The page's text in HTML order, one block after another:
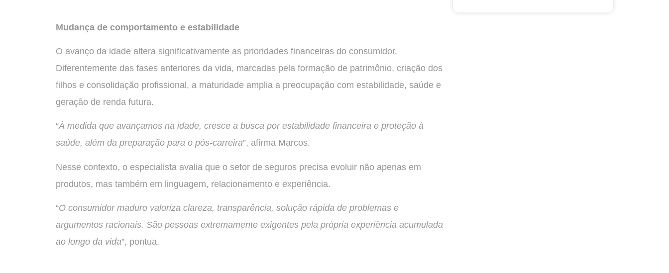
Mudança de comportamento e estabilidade
O avanço da idade altera significativamente as prioridades financeiras do consumidor.
Diferentemente das fases anteriores da vida, marcadas pela formação de patrimônio, criação dos
filhos e consolidação profissional, a maturidade amplia a preocupação com estabilidade, saúde e
geração de renda futura.
“À medida que avançamos na idade, cresce a busca por estabilidade financeira e proteção à
saúde, além da preparação para o pós-carreira”, afirma Marcos.
Nesse contexto, o especialista avalia que o setor de seguros precisa evoluir não apenas em
produtos, mas também em linguagem, relacionamento e experiência.
“O consumidor maduro valoriza clareza, transparência, solução rápida de problemas e
argumentos racionais. São pessoas extremamente exigentes pela própria experiência acumulada
ao longo da vida”, pontua.